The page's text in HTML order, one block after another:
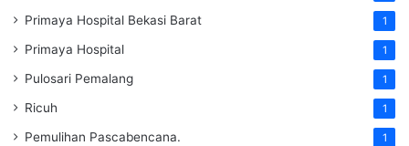
Primaya Hospital Bekasi Barat 1
Primaya Hospital 1
Pulosari Pemalang 1
Ricuh 1
Pemulihan Pascabencana. 1